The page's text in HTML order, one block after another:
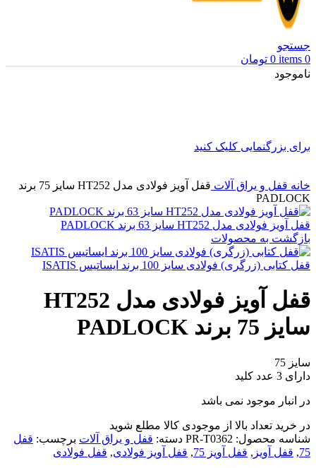
جستجو
0
items
0 تومان
ناموجود
برای بزرگنمایی کلیک کنید
خانه قفل و یراق آلات
قفل آویز فولادی مدل HT252 سایز 75 برند
PADLOCK
قفل آویز فولادی مدل HT252 سایز 63 برند PADLOCK
بازگشت به محصولات
قفل کتابی (زرگری) فولادی سایز 100 برند ایساتیس ISATIS
قفل آویز فولادی مدل HT252
سایز 75 برند PADLOCK
سایز 75
دارای 3 عدد کلید
در انبار موجود نمی باشد
در خرید تعداد بالا از موجودی کالا مطلع شوید
شناسه محصول: PR-T0362 دسته: قفل و یراق آلات برچسب: قفل
75
, قفل آویز , قفل آویز 75 , قفل آویز فولادی, قفل فولادی